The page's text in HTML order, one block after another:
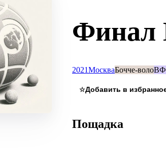
Финал
2021МоскваБочче-воло
☆
Пощадка